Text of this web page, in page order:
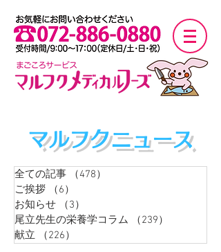
マルフクニュース
全ての記事 （478）
ご挨拶
（6）
お知らせ
（3）
尾立先生の栄養学コラム
（239）
献立
（226）